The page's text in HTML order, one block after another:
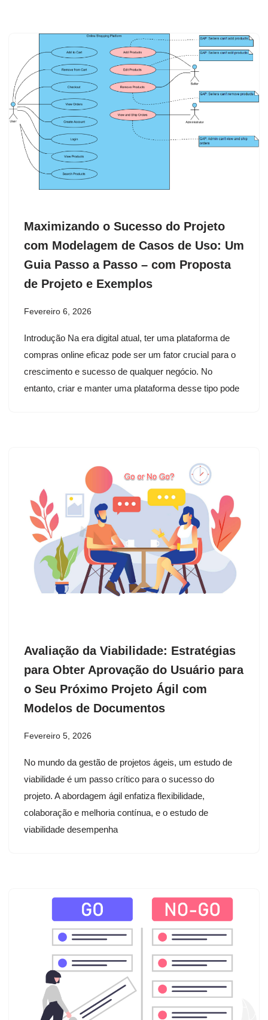
Maximizando o Sucesso do Projeto
com Modelagem de Casos de Uso: Um
Guia Passo a Passo – com Proposta
de Projeto e Exemplos
Fevereiro 6, 2026
Introdução Na era digital atual, ter uma plataforma de
compras online eficaz pode ser um fator crucial para o
crescimento e sucesso de qualquer negócio. No
entanto, criar e manter uma plataforma desse tipo pode
Avaliação da Viabilidade: Estratégias
para Obter Aprovação do Usuário para
o Seu Próximo Projeto Ágil com
Modelos de Documentos
Fevereiro 5, 2026
No mundo da gestão de projetos ágeis, um estudo de
viabilidade é um passo crítico para o sucesso do
projeto. A abordagem ágil enfatiza flexibilidade,
colaboração e melhoria contínua, e o estudo de
viabilidade desempenha